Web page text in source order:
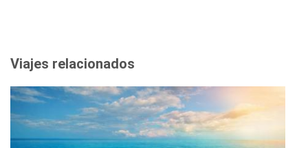
Viajes relacionados